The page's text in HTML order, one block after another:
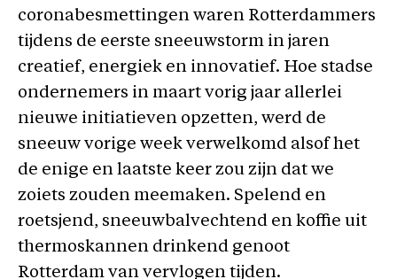
coronabesmettingen waren Rotterdammers
tijdens de eerste sneeuwstorm in jaren
creatief, energiek en innovatief. Hoe stadse
ondernemers in maart vorig jaar allerlei
nieuwe initiatieven opzetten, werd de
sneeuw vorige week verwelkomd alsof het
de enige en laatste keer zou zijn dat we
zoiets zouden meemaken. Spelend en
roetsjend, sneeuwbalvechtend en koffie uit
thermoskannen drinkend genoot
Rotterdam van vervlogen tijden.